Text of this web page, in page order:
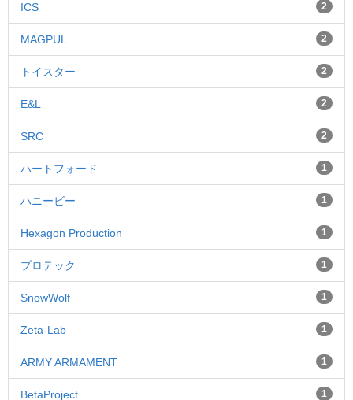
ICS 2
MAGPUL 2
トイスター 2
E&L 2
SRC 2
ハートフォード 1
ハニービー 1
Hexagon Production 1
プロテック 1
SnowWolf 1
Zeta-Lab 1
ARMY ARMAMENT 1
BetaProject 1